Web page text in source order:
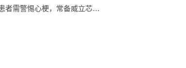
天气转冷冠心病患者需警惕心梗，常备威立芯为健康护航